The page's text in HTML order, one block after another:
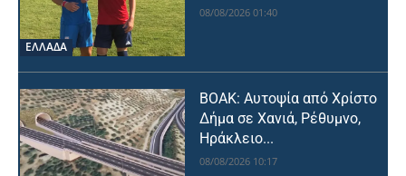
ΕΛΛΑΔΑ
08/08/2026 01:40
ΒΟΑΚ: Αυτοψία από Χρίστο
Δήμα σε Χανιά, Ρέθυμνο,
Ηράκλειο...
08/08/2026 10:17